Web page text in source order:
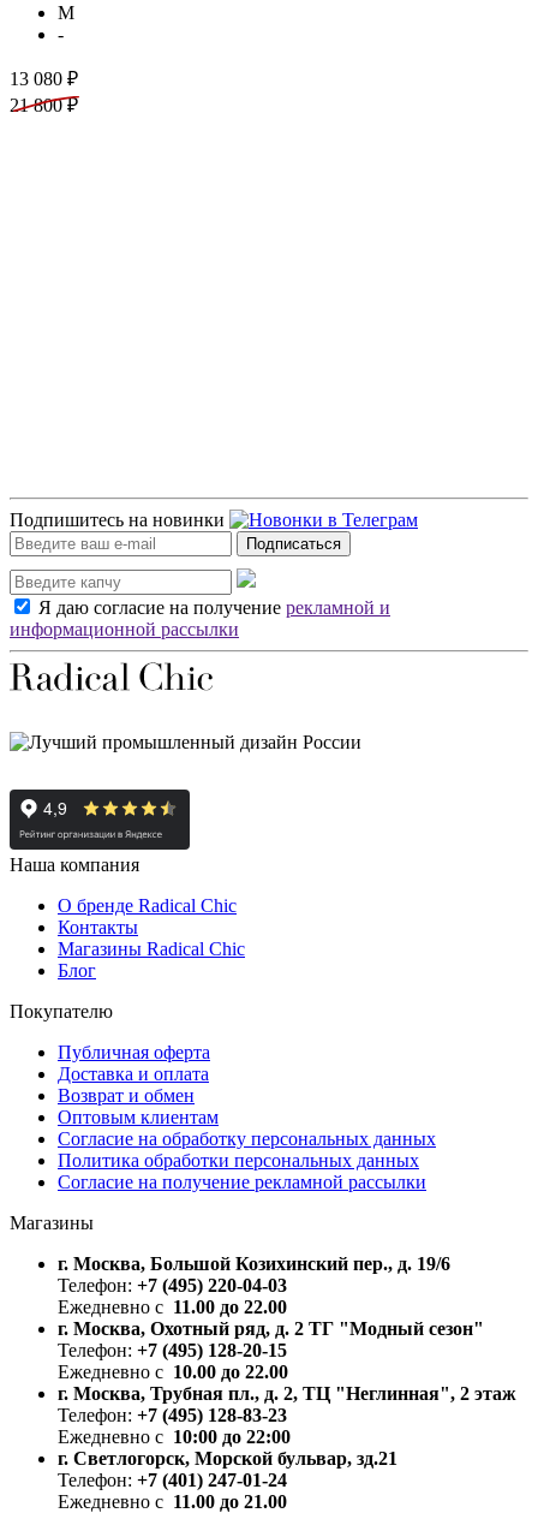
M
-
13 080 ₽
21 800 ₽
Подпишитесь на новинки
Подписаться
Я даю согласие на получение рекламной и
информационной рассылки
Наша компания
О бренде Radical Chic
Контакты
Магазины Radical Chic
Блог
Покупателю
Публичная оферта
Доставка и оплата
Возврат и обмен
Оптовым клиентам
Согласие на обработку персональных данных
Политика обработки персональных данных
Согласие на получение рекламной рассылки
Магазины
г. Москва, Большой Козихинский пер., д. 19/6
Телефон: +7 (495) 220-04-03
Ежедневно с 11.00 до 22.00
г. Москва, Охотный ряд, д. 2 ТГ "Модный сезон"
Телефон: +7 (495) 128-20-15
Ежедневно с 10.00 до 22.00
г. Москва, Трубная пл., д. 2, ТЦ "Неглинная", 2 этаж
Телефон: +7 (495) 128-83-23
Ежедневно с 10:00 до 22:00
г. Светлогорск, Морской бульвар, зд.21
Телефон: +7 (401) 247-01-24
Ежедневно с 11.00 до 21.00